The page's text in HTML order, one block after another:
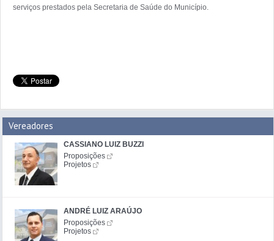
serviços prestados pela Secretaria de Saúde do Município.
Vereadores
CASSIANO LUIZ BUZZI
Proposições
Projetos
ANDRÉ LUIZ ARAÚJO
Proposições
Projetos